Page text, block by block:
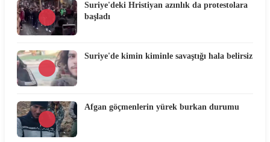
Suriye'deki Hristiyan azınlık da protestolara
başladı
Suriye'de kimin kiminle savaştığı hala belirsiz
Afgan göçmenlerin yürek burkan durumu